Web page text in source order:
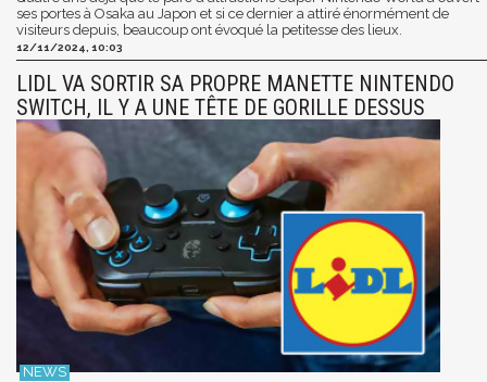
ses portes à Osaka au Japon et si ce dernier a attiré énormément de
visiteurs depuis, beaucoup ont évoqué la petitesse des lieux.
12/11/2024, 10:03
LIDL VA SORTIR SA PROPRE MANETTE NINTENDO
SWITCH, IL Y A UNE TÊTE DE GORILLE DESSUS